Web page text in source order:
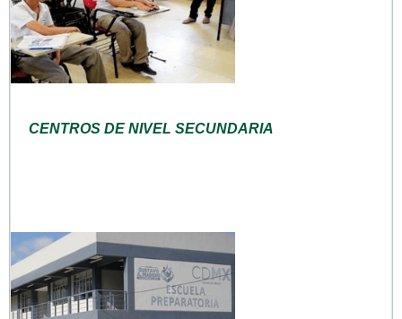
CENTROS DE NIVEL SECUNDARIA